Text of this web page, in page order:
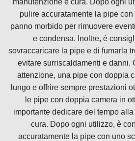
pulire accuratamente la pipe
panno morbido per rimuovere
e condensa. Inoltre, è
sovraccaricare la pipe e di fumarla
evitare surriscaldamenti e danni.
attenzione, una pipe con doppia
lungo e offrire sempre prestazioni
le pipe con doppia camera in
importante dedicare del tempo
cura. Dopo ogni utilizzo, è
accuratamente la pipe con uno